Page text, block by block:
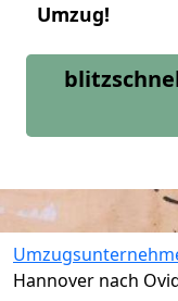
Umzug!
Hannover nach